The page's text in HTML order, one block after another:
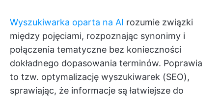
Wyszukiwarka oparta na AI rozumie związki
między pojęciami, rozpoznając synonimy i
połączenia tematyczne bez konieczności
dokładnego dopasowania terminów. Poprawia
to tzw. optymalizację wyszukiwarek (SEO),
sprawiając, że informacje są łatwiejsze do